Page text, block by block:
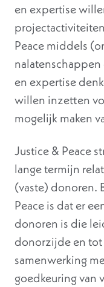
en expertise
Peace middels
en expertise
willen inzetten
mogelijk maken
Justice & Peace
lange termijn
(vaste) donoren.
Peace is dat er
donoren is die
donorzijde en tot
samenwerking
goedkeuring van